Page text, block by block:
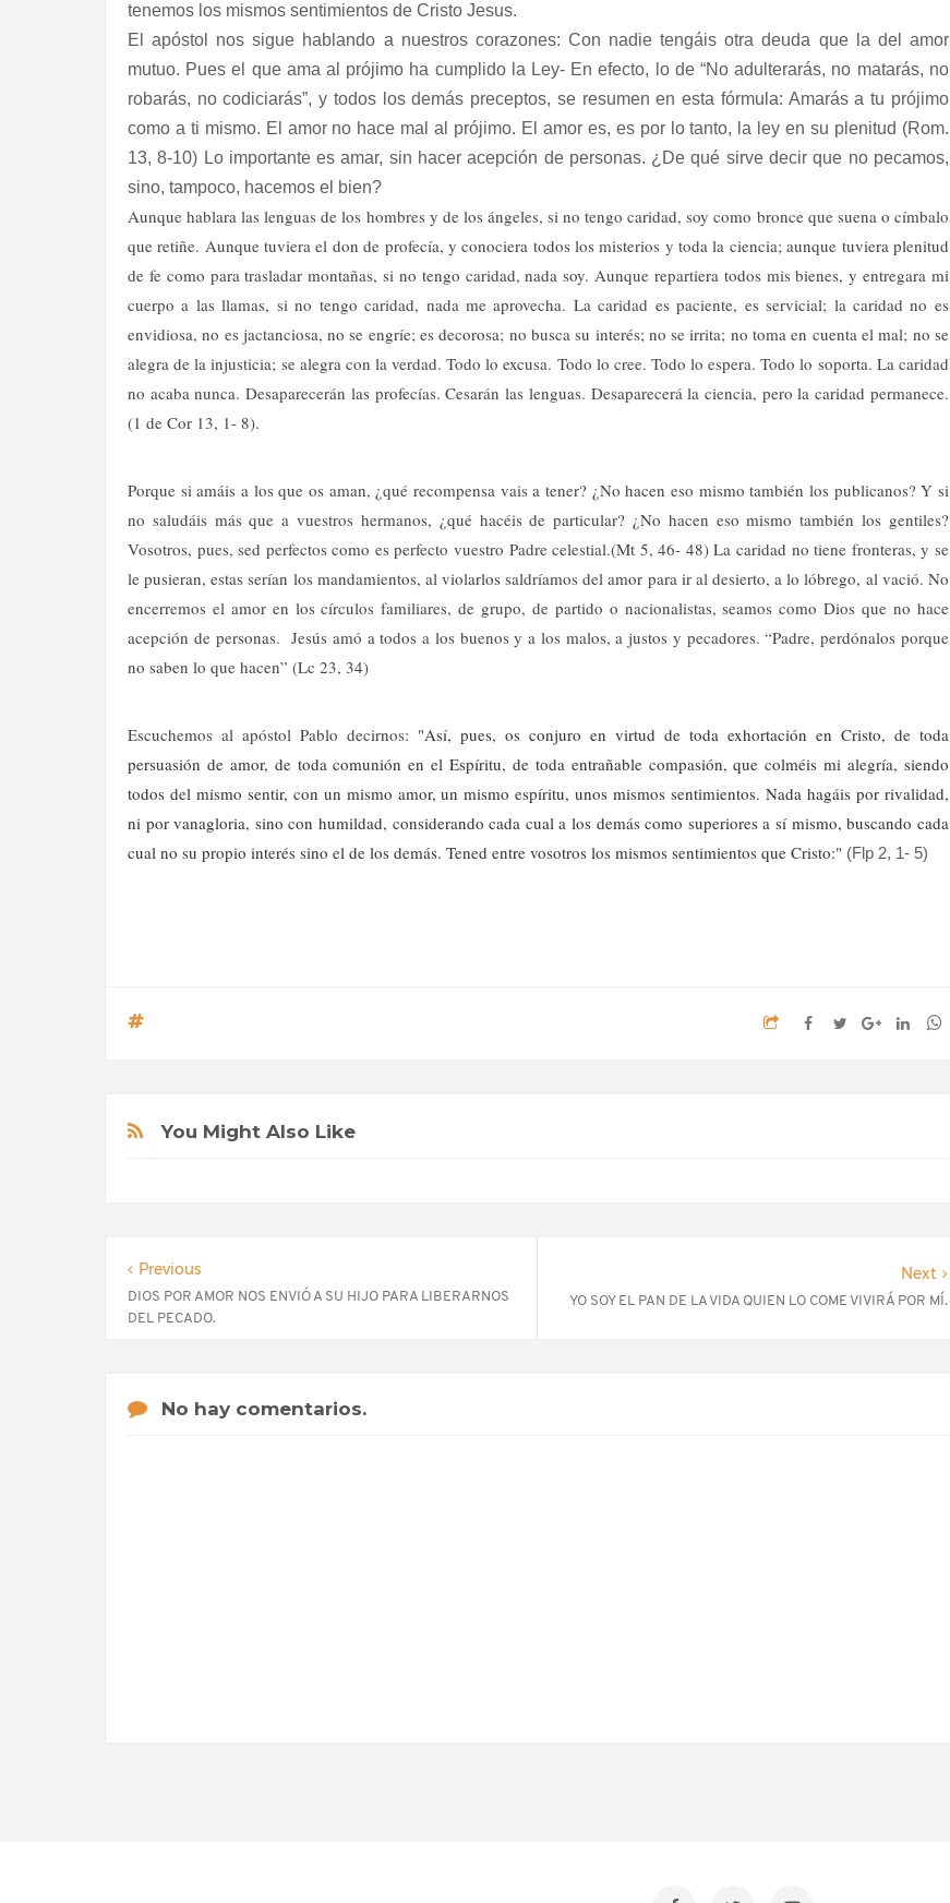
tenemos los mismos sentimientos de Cristo Jesus.
El apóstol nos sigue hablando a nuestros corazones: Con nadie tengáis otra deuda que la del amor
mutuo. Pues el que ama al prójimo ha cumplido la Ley- En efecto, lo de “No adulterarás, no matarás, no
robarás, no codiciarás”, y todos los demás preceptos, se resumen en esta fórmula: Amarás a tu prójimo
como a ti mismo. El amor no hace mal al prójimo. El amor es, es por lo tanto, la ley en su plenitud (Rom.
13, 8-10) Lo importante es amar, sin hacer acepción de personas. ¿De qué sirve decir que no pecamos,
sino, tampoco, hacemos el bien?
Aunque hablara las lenguas de los hombres y de los ángeles, si no tengo caridad, soy como bronce que suena o címbalo
que retiñe. Aunque tuviera el don de profecía, y conociera todos los misterios y toda la ciencia; aunque tuviera plenitud
de fe como para trasladar montañas, si no tengo caridad, nada soy. Aunque repartiera todos mis bienes, y entregara mi
cuerpo a las llamas, si no tengo caridad, nada me aprovecha. La caridad es paciente, es servicial; la caridad no es
envidiosa, no es jactanciosa, no se engríe; es decorosa; no busca su interés; no se irrita; no toma en cuenta el mal; no se
alegra de la injusticia; se alegra con la verdad. Todo lo excusa. Todo lo cree. Todo lo espera. Todo lo soporta. La caridad
no acaba nunca. Desaparecerán las profecías. Cesarán las lenguas. Desaparecerá la ciencia, pero la caridad permanece.
(1 de Cor 13, 1- 8).
Porque si amáis a los que os aman, ¿qué recompensa vais a tener? ¿No hacen eso mismo también los publicanos? Y si
no saludáis más que a vuestros hermanos, ¿qué hacéis de particular? ¿No hacen eso mismo también los gentiles?
Vosotros, pues, sed perfectos como es perfecto vuestro Padre celestial.(Mt 5, 46- 48) La caridad no tiene fronteras, y se
le pusieran, estas serían los mandamientos, al violarlos saldríamos del amor para ir al desierto, a lo lóbrego, al vació. No
encerremos el amor en los círculos familiares, de grupo, de partido o nacionalistas, seamos como Dios que no hace
acepción de personas. Jesús amó a todos a los buenos y a los malos, a justos y pecadores. “Padre, perdónalos porque
no saben lo que hacen” (Lc 23, 34)
Escuchemos al apóstol Pablo decirnos: "Así, pues, os conjuro en virtud de toda exhortación en Cristo, de toda
persuasión de amor, de toda comunión en el Espíritu, de toda entrañable compasión, que colméis mi alegría, siendo
todos del mismo sentir, con un mismo amor, un mismo espíritu, unos mismos sentimientos. Nada hagáis por rivalidad,
ni por vanagloria, sino con humildad, considerando cada cual a los demás como superiores a sí mismo, buscando cada
cual no su propio interés sino el de los demás. Tened entre vosotros los mismos sentimientos que Cristo:" (Flp 2, 1- 5)
You Might Also Like
Next
YO SOY EL PAN DE LA VIDA QUIEN LO COME VIVIRÁ POR MÍ.
Previous
DIOS POR AMOR NOS ENVIÓ A SU HIJO PARA LIBERARNOS
DEL PECADO.
No hay comentarios.